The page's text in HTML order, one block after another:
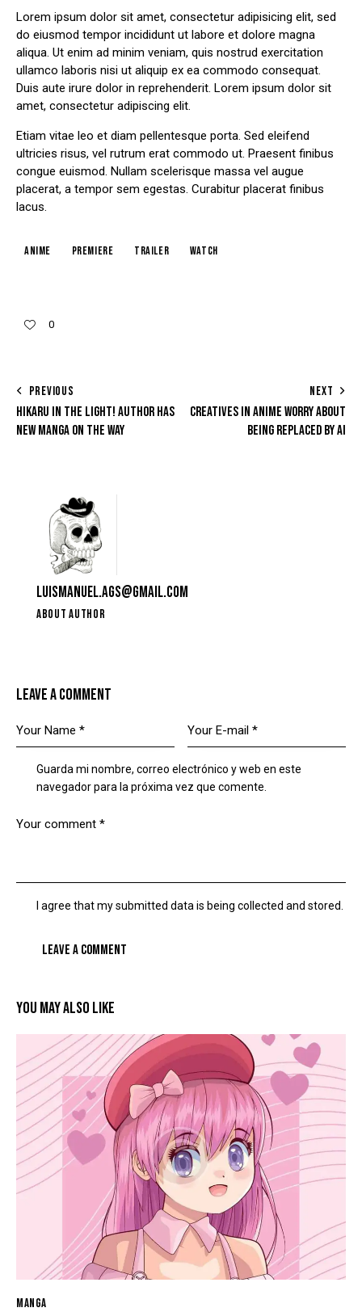
Lorem ipsum dolor sit amet, consectetur adipisicing elit, sed
do eiusmod tempor incididunt ut labore et dolore magna
aliqua. Ut enim ad minim veniam, quis nostrud exercitation
ullamco laboris nisi ut aliquip ex ea commodo consequat.
Duis aute irure dolor in reprehenderit. Lorem ipsum dolor sit
amet, consectetur adipiscing elit.
Etiam vitae leo et diam pellentesque porta. Sed eleifend
ultricies risus, vel rutrum erat commodo ut. Praesent finibus
congue euismod. Nullam scelerisque massa vel augue
placerat, a tempor sem egestas. Curabitur placerat finibus
lacus.
Anime Premiere Trailer Watch
0
PREVIOUS
HIKARU IN THE LIGHT! AUTHOR HAS
NEW MANGA ON THE WAY
NEXT
CREATIVES IN ANIME WORRY ABOUT
BEING REPLACED BY AI
LUISMANUEL.AGS@GMAIL.COM
ABOUT AUTHOR
LEAVE A COMMENT
Guarda mi nombre, correo electrónico y web en este
navegador para la próxima vez que comente.
I agree that my submitted data is being collected and stored.
YOU MAY ALSO LIKE
MANGA